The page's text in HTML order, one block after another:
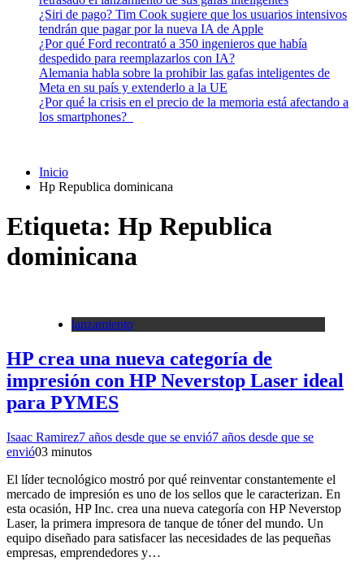
¿Siri de pago? Tim Cook sugiere que los usuarios intensivos
tendrán que pagar por la nueva IA de Apple
¿Por qué Ford recontrató a 350 ingenieros que había
despedido para reemplazarlos con IA?
Alemania habla sobre la prohibir las gafas inteligentes de
Meta en su país y extenderlo a la UE
¿Por qué la crisis en el precio de la memoria está afectando a
los smartphones?
Inicio
Hp Republica dominicana
Etiqueta: Hp Republica
dominicana
lanzamiento
HP crea una nueva categoría de
impresión con HP Neverstop Laser ideal
para PYMES
Isaac Ramirez7 años desde que se envió7 años desde que se
envió03 minutos
El líder tecnológico mostró por qué reinventar constantemente el
mercado de impresión es uno de los sellos que le caracterizan. En
esta ocasión, HP Inc. crea una nueva categoría con HP Neverstop
Laser, la primera impresora de tanque de tóner del mundo. Un
equipo diseñado para satisfacer las necesidades de las pequeñas
empresas, emprendedores y…